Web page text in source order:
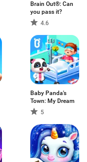
Brain Out®: Can
you pass it?
4.6
Baby Panda's
Town: My Dream
5